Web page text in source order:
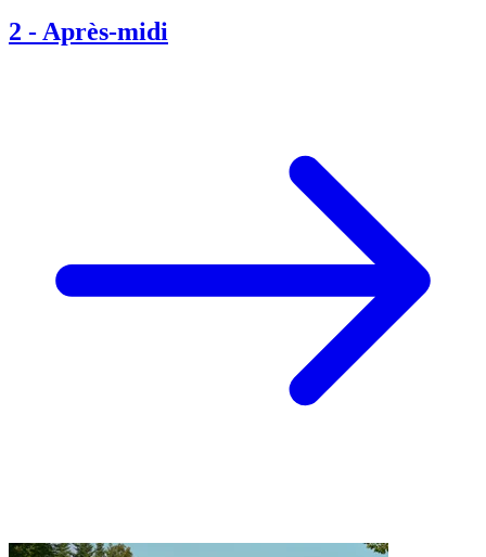
2 - Après-midi